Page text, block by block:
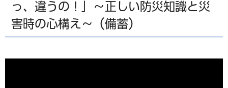
っ、違うの！」～正しい防災知識と災
害時の心構え～（備蓄）